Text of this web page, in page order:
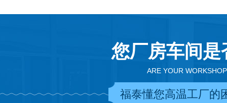
您厂房车间
ARE YOUR
福泰懂您高温工厂的